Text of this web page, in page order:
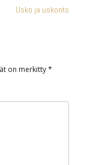
Usko ja uskonto
on merkitty*